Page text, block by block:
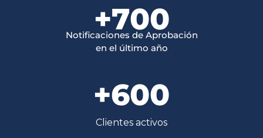
+700
Notificaciones de Aprobación
en el último año
+600
Clientes activos